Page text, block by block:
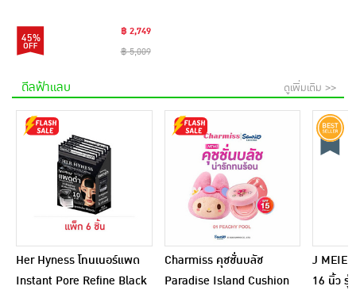
45%
฿ 2,749
฿ 5,009
ดีลฟ้าแลบ ดูเพิ่มเติม >>
Her Hyness โทนเนอร์แพด
Instant Pore Refine Black
Charmiss คุชชั่นบลัช
Paradise Island Cushion
J
16 นิ้ว รุ่